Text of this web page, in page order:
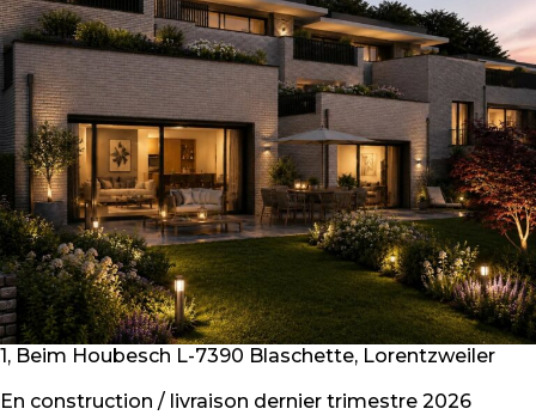
1, Beim Houbesch L-7390 Blaschette, Lorentzweiler
En construction / livraison dernier trimestre 2026